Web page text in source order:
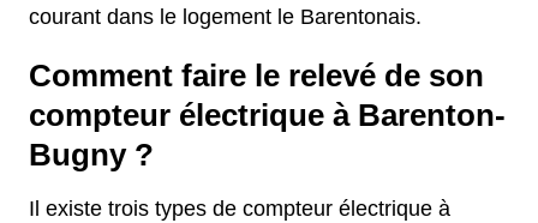
courant dans le logement le Barentonais.
Comment faire le relevé de son
compteur électrique à Barenton-
Bugny ?
Il existe trois types de compteur électrique à